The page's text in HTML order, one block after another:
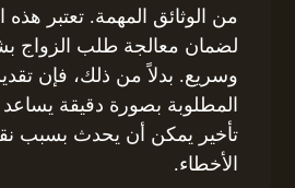
من الوثائق المهمة. تعتبر هذه
لضمان معالجة طلب الزواج
وسريع. بدلاً من ذلك، فإن
المطلوبة بصورة دقيقة
تأخير يمكن أن يحدث بسبب
الأخطاء.